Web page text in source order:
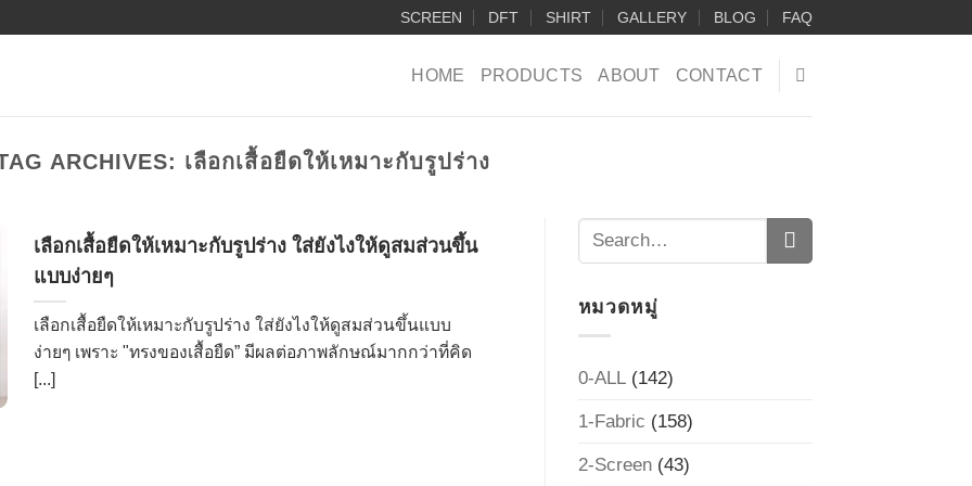
SCREEN DFT SHIRT GALLERY BLOG FAQ
HOME PRODUCTS ABOUT CONTACT
ARCHIVES: เลือกเสื้อยืดให้เหมาะกับรูปร่าง
เลือกเสื้อยืดให้เหมาะกับรูปร่าง ใส่ยังไงให้ดูสมส่วนขึ้น
แบบง่ายๆ
เลือกเสื้อยืดให้เหมาะกับรูปร่าง ใส่ยังไงให้ดูสมส่วนขึ้นแบบ
ง่ายๆ เพราะ "ทรงของเสื้อยืด” มีผลต่อภาพลักษณ์มากกว่าที่คิด
[...]
หมวดหมู่
0-ALL(142)
1-Fabric (158)
2-Screen(43)